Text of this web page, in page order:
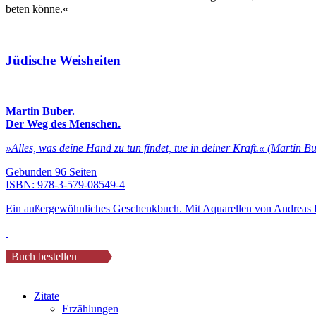
beten könne.«
Jüdische Weisheiten
Martin Buber.
Der Weg des Menschen.
»Alles, was deine Hand zu tun findet, tue in deiner Kraft.« (Martin
Gebunden 96 Seiten
ISBN: 978-3-579-08549-4
Ein außergewöhnliches Geschenkbuch. Mit Aquarellen von Andreas
Buch bestellen
Zitate
Erzählungen